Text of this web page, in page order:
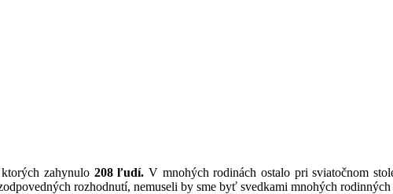
zahynulo 208 ľudí. V mnohých rodinách ostalo pri sviatočnom
rozhodnutí, nemuseli by sme byť svedkami mnohých rodinných